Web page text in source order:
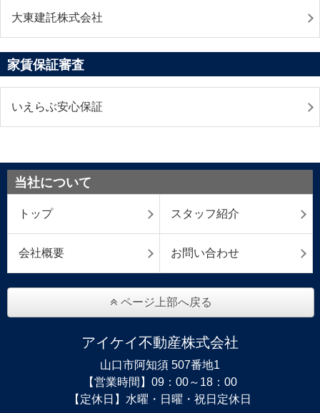
大東建託株式会社
家賃保証審査
いえらぶ安心保証
当社について
トップ スタッフ紹介
会社概要 お問い合わせ
ページ上部へ戻る
アイケイ不動産株式会社
山口市阿知須 507番地1
【営業時間】09：00～18：00
【定休日】水曜・日曜・祝日定休日